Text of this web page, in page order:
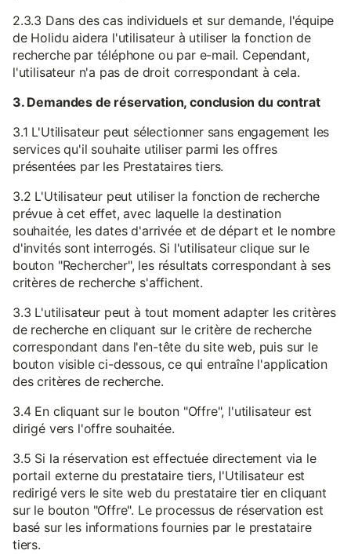
2.3.3 Dans des cas individuels et sur demande, l'équipe
de Holidu aidera l'utilisateur à utiliser la fonction de
recherche par téléphone ou par e-mail. Cependant,
l'utilisateur n'a pas de droit correspondant à cela.
3. Demandes de réservation, conclusion du contrat
3.1 L'Utilisateur peut sélectionner sans engagement les
services qu'il souhaite utiliser parmi les offres
présentées par les Prestataires tiers.
3.2 L'Utilisateur peut utiliser la fonction de recherche
prévue à cet effet, avec laquelle la destination
souhaitée, les dates d'arrivée et de départ et le nombre
d'invités sont interrogés. Si l'utilisateur clique sur le
bouton "Rechercher", les résultats correspondant à ses
critères de recherche s'affichent.
3.3 L'utilisateur peut à tout moment adapter les critères
de recherche en cliquant sur le critère de recherche
correspondant dans l'en-tête du site web, puis sur le
bouton visible ci-dessous, ce qui entraîne l'application
des critères de recherche.
3.4 En cliquant sur le bouton "Offre", l'utilisateur est
dirigé vers l'offre souhaitée.
3.5 Si la réservation est effectuée directement via le
portail externe du prestataire tiers, l'Utilisateur est
redirigé vers le site web du prestataire tier en cliquant
sur le bouton "Offre". Le processus de réservation est
basé sur les informations fournies par le prestataire
tiers.